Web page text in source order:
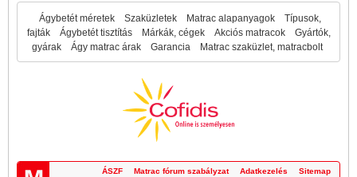
Ágybetét méretek Szaküzletek Matrac alapanyagok
Típusok,
fajták
Ágybetét tisztítás Márkák, cégek Akciós matracok
Gyártók,
gyárak
Ágy matrac árak Garancia Matrac szaküzlet, matracbolt
ÁSZF Matrac fórum szabályzat Adatkezelés Sitemap